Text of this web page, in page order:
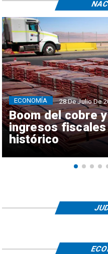
Boom del cobre
ingresos
histórico
ECONOMÍA 28 De Julio De